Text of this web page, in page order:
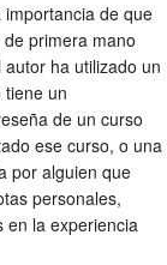
importancia de que
primera mano
ha utilizado un
un
de un curso
ese curso, o una
por alguien que
personales,
en la experiencia